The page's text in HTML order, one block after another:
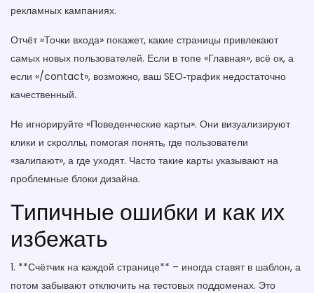
рекламных кампаниях.
Отчёт «Точки входа» покажет, какие страницы привлекают
самых новых пользователей. Если в топе «Главная», всё ок, а
если «/contact», возможно, ваш SEO‑трафик недостаточно
качественный.
Не игнорируйте «Поведенческие карты». Они визуализируют
клики и скроллы, помогая понять, где пользователи
«залипают», а где уходят. Часто такие карты указывают на
проблемные блоки дизайна.
Типичные ошибки и как их
избежать
1. **Счётчик на каждой странице** – иногда ставят в шаблон, а
потом забывают отключить на тестовых поддоменах. Это